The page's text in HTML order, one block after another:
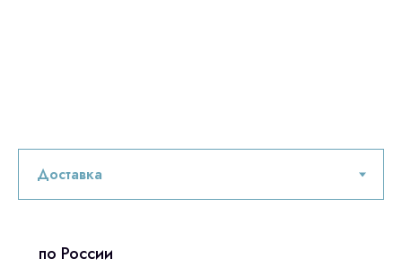
по России